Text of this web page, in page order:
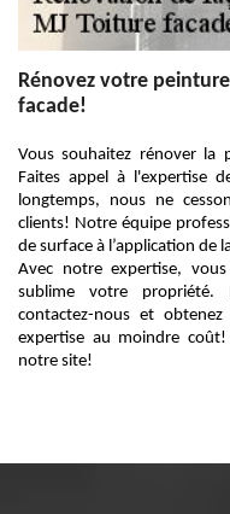
Rénovez votre
facade!
Vous souhaitez rénover la
Faites appel à l'expertise
longtemps, nous ne
clients! Notre équipe
de surface à l’application de
Avec notre expertise,
sublime votre propriété.
contactez-nous et
expertise au moindre
notre site!